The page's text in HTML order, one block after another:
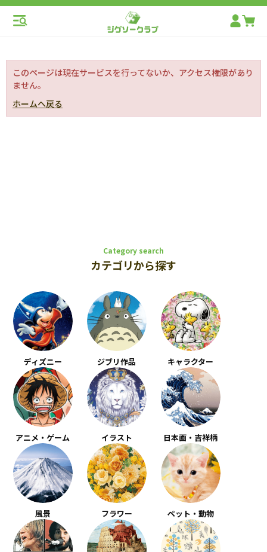
このページは現在サービスを行ってないか、アクセス権限があり
ません。
ホームへ戻る
Category search
カテゴリから探す
ディズニー ジブリ作品 キャラクター
アニメ・ゲーム イラスト 日本画・吉祥柄
風景 フラワー ペット・動物